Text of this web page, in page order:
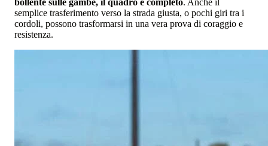
bollente sulle gambe, il quadro è completo. Anche il
semplice trasferimento verso la strada giusta, o pochi giri tra i
cordoli, possono trasformarsi in una vera prova di coraggio e
resistenza.